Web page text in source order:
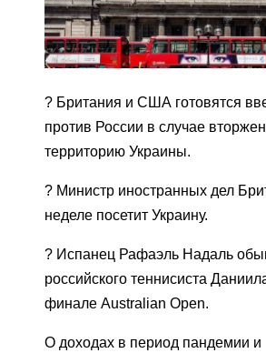
? Британия и США готовятся
против России в случае
территорию Украины.
? Министр иностранных дел
неделе посетит Украину.
? Испанец Рафаэль Надаль
российского теннисиста
финале Australian Open.
О доходах в период пандемии и